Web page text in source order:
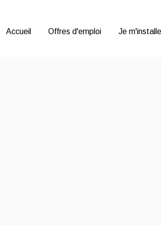
Var
Accueil Offres d'emploi Je m'installe